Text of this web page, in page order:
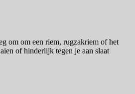
om om een riem, rugzakriem of het
of hinderlijk tegen je aan slaat